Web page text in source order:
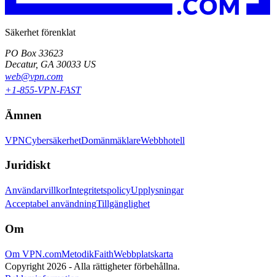
Säkerhet förenklat
PO Box 33623
Decatur, GA 30033 US
web@vpn.com
+1-855-VPN-FAST
Ämnen
VPNCybersäkerhetDomänmäklareWebbhotell
Juridiskt
AnvändarvillkorIntegritetspolicyUpplysningar
Acceptabel användningTillgänglighet
Om
Om VPN.comMetodikFaithWebbplatskarta
Copyright 2026 - Alla rättigheter förbehållna.